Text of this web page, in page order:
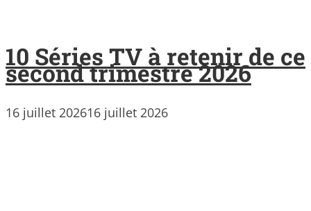
10 Séries TV à retenir de ce
second trimestre 2026
16 juillet 202616 juillet 2026